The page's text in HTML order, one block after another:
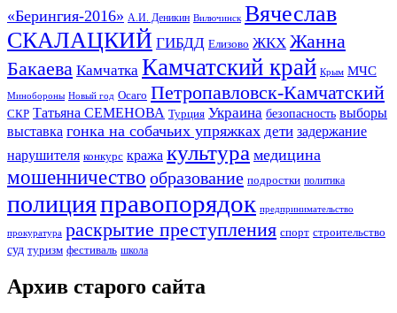
«Берингия-2016» А.И. Деникин Вилючинск Вячеслав
СКАЛАЦКИЙ ГИБДД Елизово ЖКХ Жанна
Бакаева Камчатка Камчатский край Крым МЧС
Минобороны Новый год Осаго Петропавловск-Камчатский
СКР Татьяна СЕМЕНОВА Турция Украина безопасность выборы
выставка гонка на собачьих упряжках дети задержание
нарушителя конкурс кража культура медицина
мошенничество образование подростки политика
полицияправопорядок предпринимательство
прокуратура раскрытие преступления спорт строительство
суд туризм фестиваль школа
Архив старого сайта